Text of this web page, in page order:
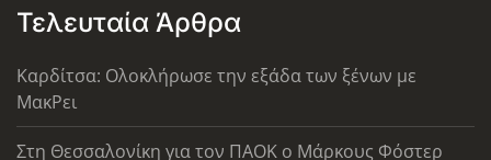
Τελευταία Άρθρα
Καρδίτσα: Ολοκλήρωσε την εξάδα των ξένων με
ΜακΡει
Στη Θεσσαλονίκη για τον ΠΑΟΚ ο Μάρκους Φόστερ